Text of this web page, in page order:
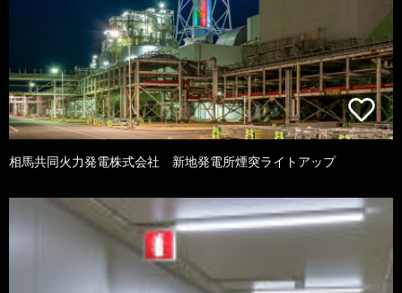
相馬共同火力発電株式会社 新地発電所煙突ライトアップ